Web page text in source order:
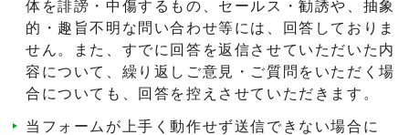
体を誹謗・中傷するもの、セールス・勧誘や、抽象
的・趣旨不明な問い合わせ等には、回答しておりま
せん。また、すでに回答を返信させていただいた内
容について、繰り返しご意見・ご質問をいただく場
合についても、回答を控えさせていただきます。
当フォームが上手く動作せず送信できない場合に